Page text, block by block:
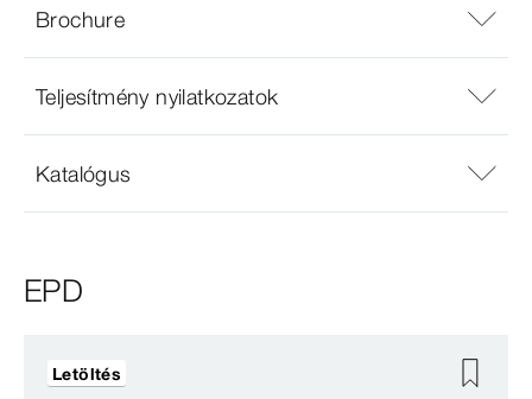
Brochure
Teljesítmény nyilatkozatok
Katalógus
EPD
Letöltés